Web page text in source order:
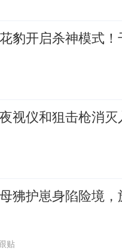
豹开启杀神模式！
视仪和狙击枪消灭
护崽身陷险境，
贴